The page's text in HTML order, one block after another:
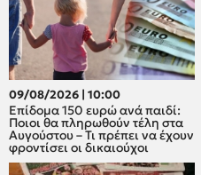
09/08/2026 | 10:00
Επίδομα 150 ευρώ ανά παιδί:
Ποιοι θα πληρωθούν τέλη στα
Αυγούστου – Τι πρέπει να έχουν
φροντίσει οι δικαιούχοι